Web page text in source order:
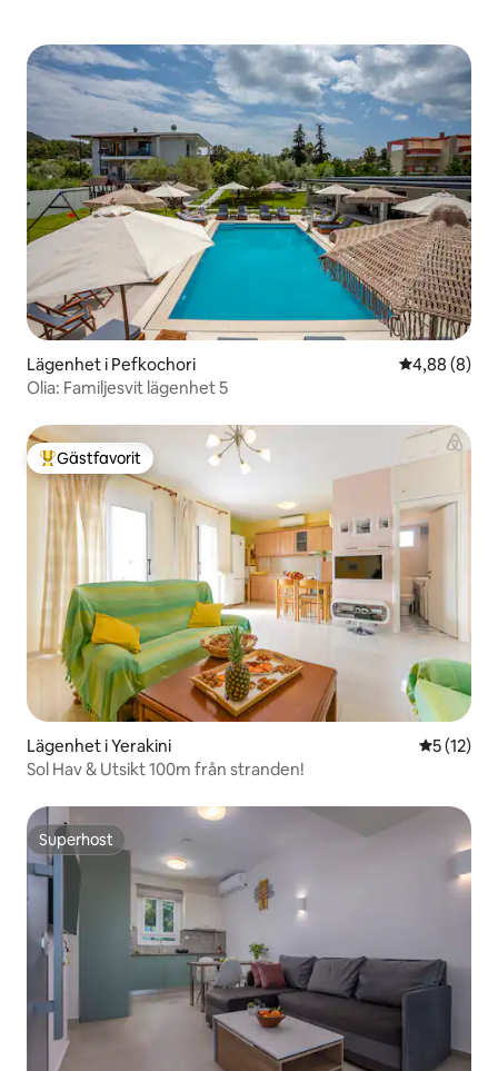
Lägenhet i Pefkochori 4,88 av 5 i
4,88 (8)
Olia: Familjesvit lägenhet 5
Populär gästfavorit
Gästfavorit
Lägenhet i Yerakini 5 av 5 i
5 (12)
Sol Hav & Utsikt 100m från stranden!
Superhost
Superhost